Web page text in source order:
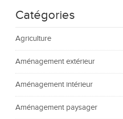
Catégories
Agriculture
Aménagement extérieur
Aménagement intérieur
Aménagement paysager